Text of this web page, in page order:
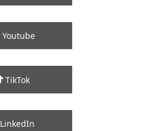
Youtube
TikTok
LinkedIn